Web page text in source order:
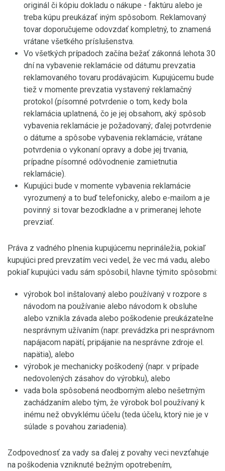
originál či kópiu dokladu o nákupe - faktúru alebo je
treba kúpu preukázať iným spôsobom. Reklamovaný
tovar doporučujeme odovzdať kompletný, to znamená
vrátane všetkého príslušenstva.
Vo všetkých prípadoch začína bežať zákonná lehota 30
dní na vybavenie reklamácie od dátumu prevzatia
reklamovaného tovaru prodávajúcim. Kupujúcemu bude
tiež v momente prevzatia vystavený reklamačný
protokol (písomné potvrdenie o tom, kedy bola
reklamácia uplatnená, čo je jej obsahom, aký spôsob
vybavenia reklamácie je požadovaný; ďalej potvrdenie
o dátume a spôsobe vybavenia reklamácie, vrátane
potvrdenia o vykonaní opravy a dobe jej trvania,
prípadne písomné odôvodnenie zamietnutia
reklamácie).
Kupujúci bude v momente vybavenia reklamácie
vyrozumený a to buď telefonicky, alebo e-mailom a je
povinný si tovar bezodkladne a v primeranej lehote
prevziať.
Práva z vadného plnenia kupujúcemu neprináležia, pokiaľ
kupujúci pred prevzatím veci vedel, že vec má vadu, alebo
pokiaľ kupujúci vadu sám spôsobil, hlavne týmito spôsobmi:
výrobok bol inštalovaný alebo používaný v rozpore s
návodom na používanie alebo návodom k obsluhe
alebo vznikla závada alebo poškodenie preukázatelne
nesprávnym užívaním (napr. prevádzka pri nesprávnom
napájacom napätí, pripájanie na nesprávne zdroje el.
napätia), alebo
výrobok je mechanicky poškodený (napr. v prípade
nedovolených zásahov do výrobku), alebo
vada bola spôsobená neodborným alebo nešetrným
zachádzaním alebo tým, že výrobok bol používaný k
inému než obvyklému účelu (teda účelu, ktorý nie je v
súlade s povahou zariadenia).
Zodpovednosť za vady sa ďalej z povahy veci nevzťahuje
na poškodenia vzniknuté bežným opotrebením,